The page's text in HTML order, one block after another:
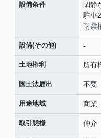
設備条件
閑静
駐車
耐震
設備(その他) -
土地権利 所有
国土法届出 不要
用途地域 商業
取引態様 仲介